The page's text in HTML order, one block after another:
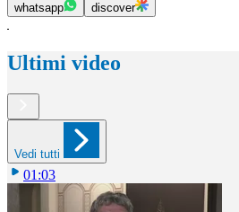
whatsapp discover
Ultimi video
Vedi tutti
01:03